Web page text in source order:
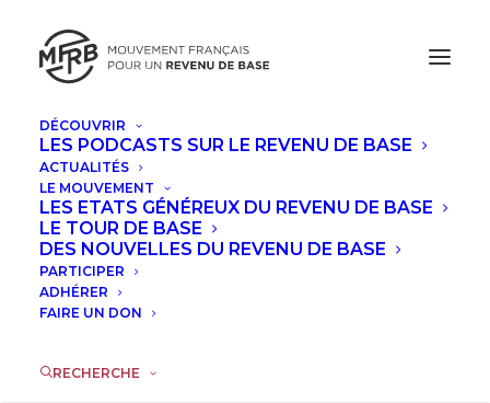
DÉCOUVRIR
LES PODCASTS SUR LE REVENU DE BASE
ACTUALITÉS
LE MOUVEMENT
LES ETATS GÉNÉREUX DU REVENU DE BASE
LE TOUR DE BASE
DES NOUVELLES DU REVENU DE BASE
PARTICIPER
ADHÉRER
FAIRE UN DON
RECHERCHE
Chronique du livre
de Lydie Salvayre
""Depuis toujours
nous aimons les
dimanches"